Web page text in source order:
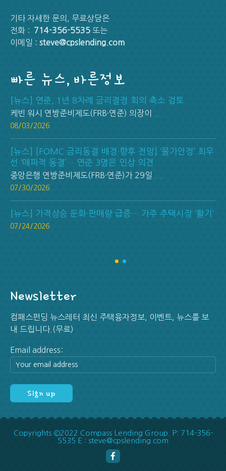
기타 자세한 문의, 무료상담은
전화 : 714-356-5535 또는
이메일 : steve@cpslending.com
빠른 뉴스, 바른정보
[뉴스] 연준, 1년 8차례 금리결정 회의 축소 검토
케빈 워시 연방준비제도(FRB·연준) 의장이
08/03/2026
[뉴스] [FOMC 금리동결 배경·향후 전망] ‘물가안정’ 최우
선 ‘매파적 동결’… 연준 3명은 인상 의견
중앙은행 연방준비제도(FRB·연준)가 29일
07/30/2026
[뉴스] 가격상승 둔화·판매량 급증… 가주 주택시장 ‘활기’
07/24/2026
Newsletter
컴패스펀딩 뉴스레터 최신 주택융자정보, 이벤트, 뉴스를 보
내 드립니다.(무료)
Email address:
Copyrights ©2022 Compass Lending Group. P: 714-356-
5535 E : steve@cpslending.com